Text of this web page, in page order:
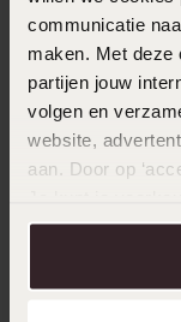
communicatie
maken. Met deze
partijen jouw
volgen en
website,
aan. Door op
over in ons